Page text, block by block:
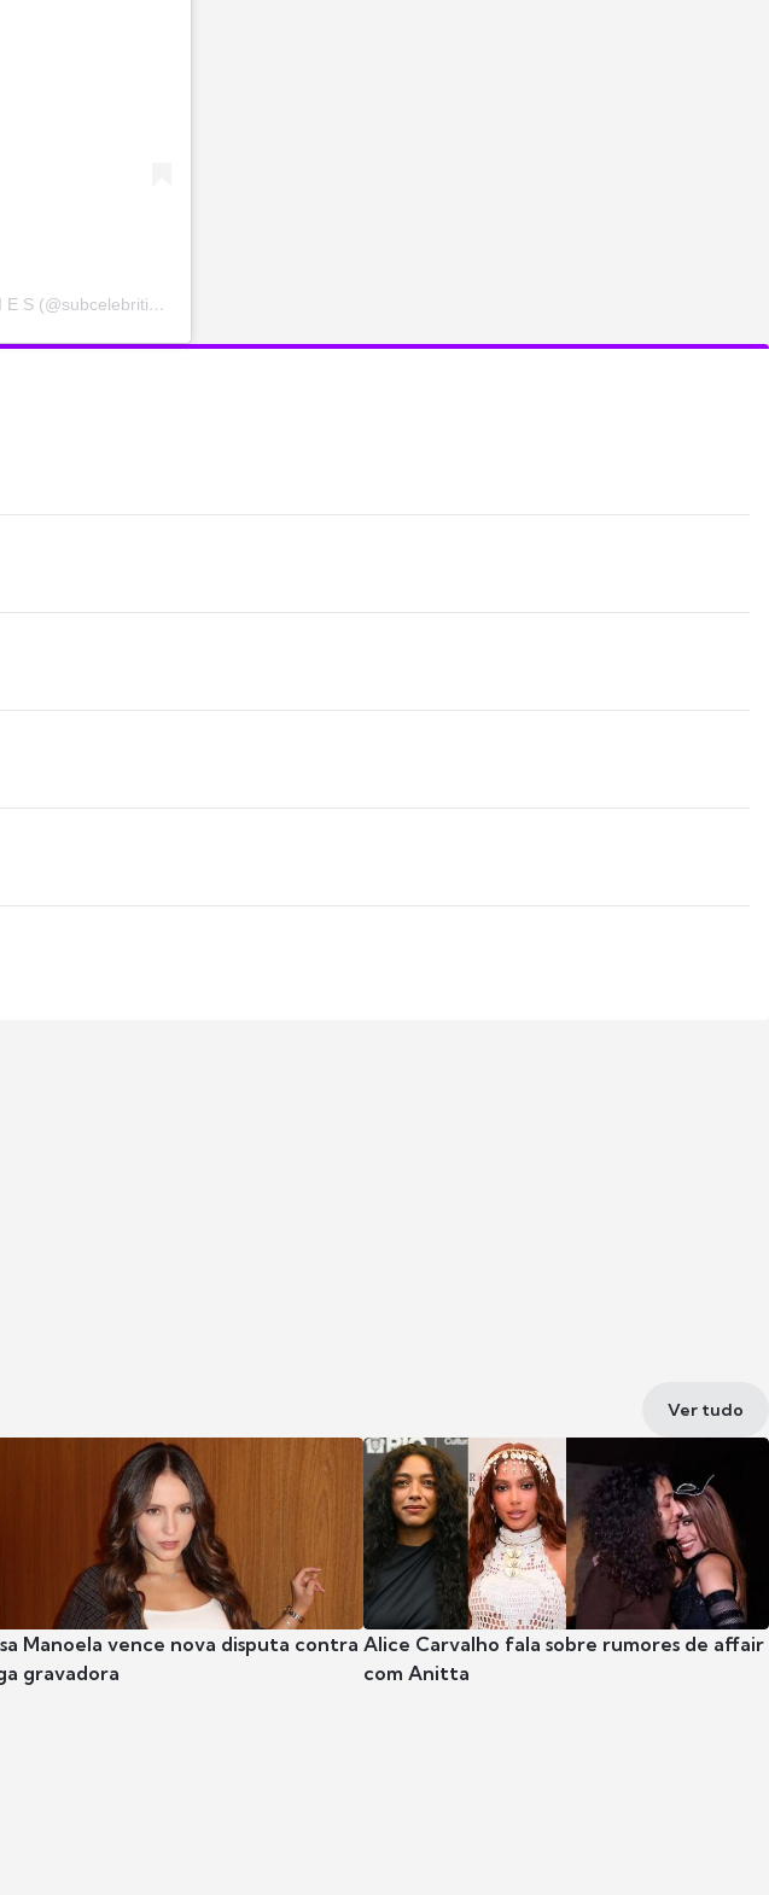
Uma publicação compartilhada por S U B C E L E B R I T I E S (@subcelebrities)
Ver tudo
Manoela vence nova disputa contra
gravadora
Alice Carvalho fala sobre rumores de affair
com Anitta